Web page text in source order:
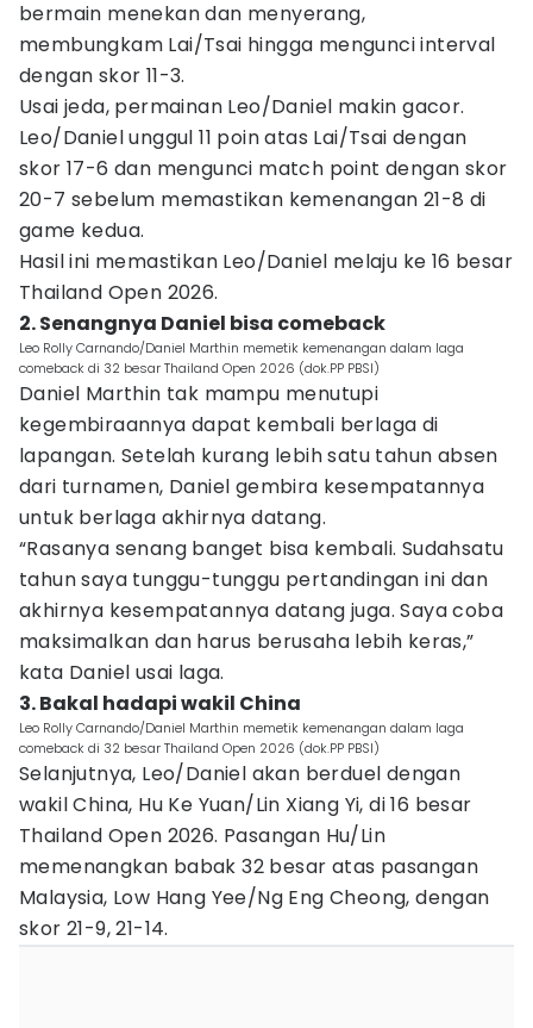
bermain menekan dan menyerang,
membungkam Lai/Tsai hingga mengunci interval
dengan skor 11-3.
Usai jeda, permainan Leo/Daniel makin gacor.
Leo/Daniel unggul 11 poin atas Lai/Tsai dengan
skor 17-6 dan mengunci match point dengan skor
20-7 sebelum memastikan kemenangan 21-8 di
game kedua.
Hasil ini memastikan Leo/Daniel melaju ke 16 besar
Thailand Open 2026.
2. Senangnya Daniel bisa comeback
Leo Rolly Carnando/Daniel Marthin memetik kemenangan dalam laga
comeback di 32 besar Thailand Open 2026 (dok.PP PBSI)
Daniel Marthin tak mampu menutupi
kegembiraannya dapat kembali berlaga di
lapangan. Setelah kurang lebih satu tahun absen
dari turnamen, Daniel gembira kesempatannya
untuk berlaga akhirnya datang.
“Rasanya senang banget bisa kembali. Sudahsatu
tahun saya tunggu-tunggu pertandingan ini dan
akhirnya kesempatannya datang juga. Saya coba
maksimalkan dan harus berusaha lebih keras,”
kata Daniel usai laga.
3. Bakal hadapi wakil China
Leo Rolly Carnando/Daniel Marthin memetik kemenangan dalam laga
comeback di 32 besar Thailand Open 2026 (dok.PP PBSI)
Selanjutnya, Leo/Daniel akan berduel dengan
wakil China, Hu Ke Yuan/Lin Xiang Yi, di 16 besar
Thailand Open 2026. Pasangan Hu/Lin
memenangkan babak 32 besar atas pasangan
Malaysia, Low Hang Yee/Ng Eng Cheong, dengan
skor 21-9, 21-14.